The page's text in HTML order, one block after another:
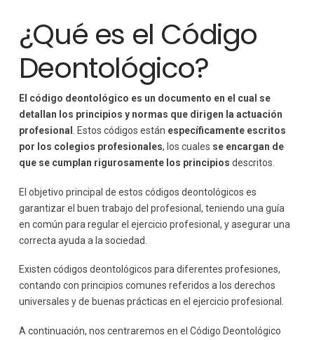
¿Qué es el Código
Deontológico?
El código deontológico es un documento en el cual se
detallan los principios y normas que dirigen la actuación
profesional . Estos códigos están específicamente escritos
por los colegios profesionales, los cuales se encargan de
que se cumplan rigurosamente los principios descritos.
El objetivo principal de estos códigos deontológicos es
garantizar el buen trabajo del profesional, teniendo una guía
en común para regular el ejercicio profesional, y asegurar una
correcta ayuda a la sociedad.
Existen códigos deontológicos para diferentes profesiones,
contando con principios comunes referidos a los derechos
universales y de buenas prácticas en el ejercicio profesional.
A continuación, nos centraremos en el Código Deontológico